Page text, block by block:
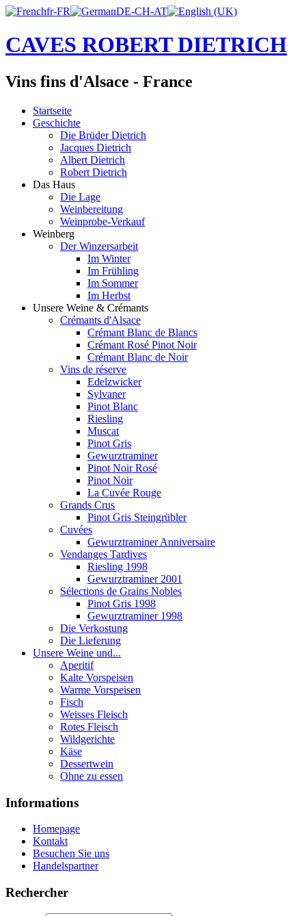
CAVES ROBERT DIETRICH
Vins fins d'Alsace - France
Startseite
Geschichte
Die Brüder Dietrich
Jacques Dietrich
Albert Dietrich
Robert Dietrich
Das Haus
Die Lage
Weinbereitung
Weinprobe-Verkauf
Weinberg
Der Winzersarbeit
Im Winter
Im Frühling
Im Sommer
Im Herbst
Unsere Weine & Crémants
Crémants d'Alsace
Crémant Blanc de Blancs
Crémant Rosé Pinot Noir
Crémant Blanc de Noir
Vins de réserve
Edelzwicker
Sylvaner
Pinot Blanc
Riesling
Muscat
Pinot Gris
Gewurztraminer
Pinot Noir Rosé
Pinot Noir
La Cuvée Rouge
Grands Crus
Pinot Gris Steingrübler
Cuvées
Gewurztraminer Anniversaire
Vendanges Tardives
Riesling 1998
Gewurztraminer 2001
Sélections de Grains Nobles
Pinot Gris 1998
Gewurztraminer 1998
Die Verkostung
Die Lieferung
Unsere Weine und...
Aperitif
Kalte Vorspeisen
Warme Vorspeisen
Fisch
Weisses Fleisch
Rotes Fleisch
Wildgerichte
Käse
Dessertwein
Ohne zu essen
Informations
Homepage
Kontakt
Besuchen Sie uns
Handelspartner
Rechercher